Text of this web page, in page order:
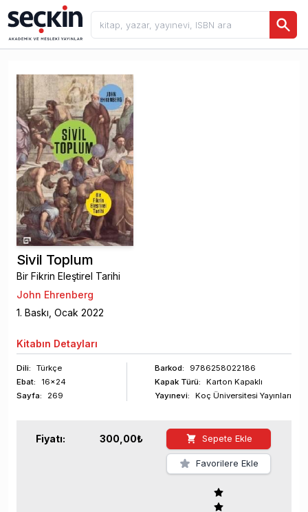
Sivil Toplum
Bir Fikrin Eleştirel Tarihi
John Ehrenberg
1. Baskı, Ocak 2022
Kitabın Detayları
Dili:
Türkçe
Ebat:
16x24
Sayfa: 269
Barkod:
9786258022186
Kapak Türü:
Karton Kapaklı
Yayınevi:
Koç Üniversitesi Yayınları
Fiyatı: 300,00₺ Sepete Ekle
Favorilere Ekle